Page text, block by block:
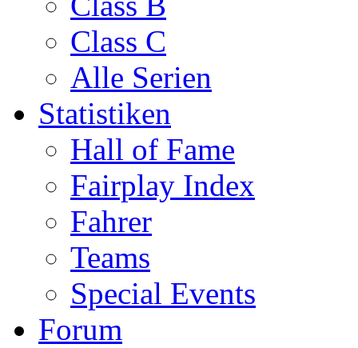
Class C
Alle Serien
Statistiken
Hall of Fame
Fairplay Index
Fahrer
Teams
Special Events
Forum